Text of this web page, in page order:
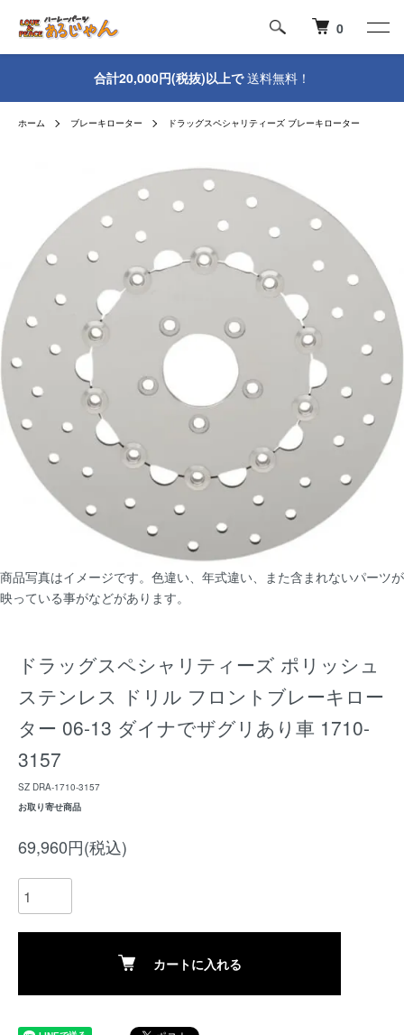
0
合計20,000円(税抜)以上で送料無料！
ホーム ブレーキローター ドラッグスペシャリティーズ ブレーキローター
商品写真はイメージです。色違い、年式違い、また含まれないパーツが
映っている事がなどがあります。
ドラッグスペシャリティーズ ポリッシュ
ステンレス ドリル フロントブレーキロー
ター 06-13 ダイナでザグリあり車 1710-
3157
SZ DRA-1710-3157
お取り寄せ商品
69,960円(税込)
カートに入れる